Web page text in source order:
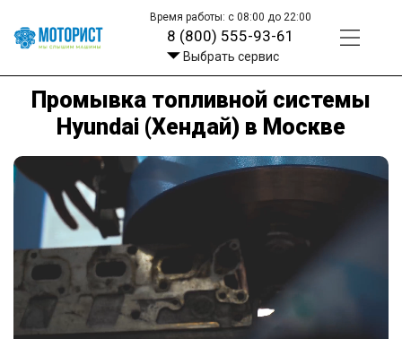
Время работы: с 08:00 до 22:00
8 (800) 555-93-61
Выбрать сервис
Промывка топливной системы
Hyundai (Хендай) в Москве